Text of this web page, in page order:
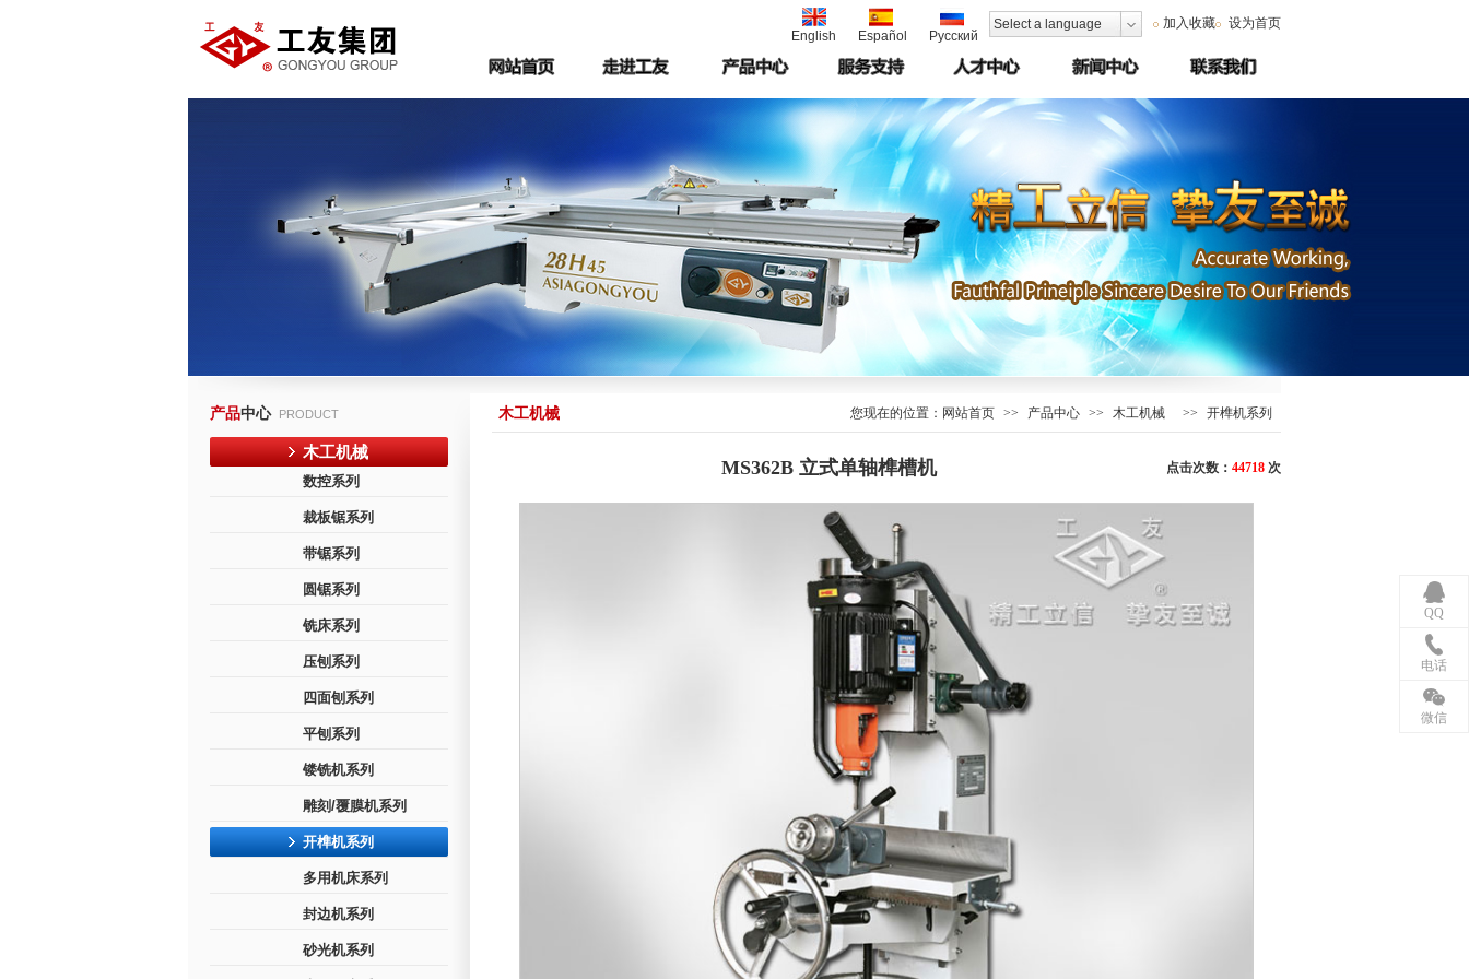
English Español Русский
Select a language 加入收藏 设为首页
产品中心 PRODUCT
木工机械
数控系列
裁板锯系列
带锯系列
圆锯系列
铣床系列
压刨系列
四面刨系列
平刨系列
镂铣机系列
雕刻/覆膜机系列
开榫机系列
多用机床系列
封边机系列
砂光机系列
木工机械 您现在的位置： 网站首页 >> 产品中心 >> 木工机械 >> 开榫机系列
MS362B 立式单轴榫槽机 点击次数： 44718 次
QQ
电话
微信